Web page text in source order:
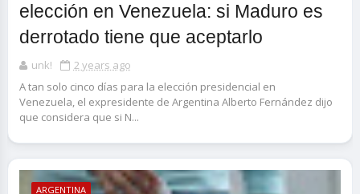
elección en Venezuela: si Maduro es
derrotado tiene que aceptarlo
unk!
2 years ago
A tan solo cinco días para la elección presidencial en
Venezuela, el expresidente de Argentina Alberto Fernández dijo
que considera que si N...
ARGENTINA